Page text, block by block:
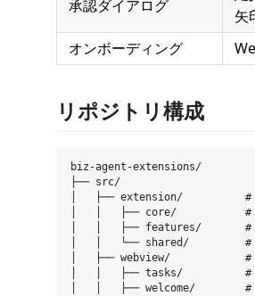
承認ダイアログ
矢
オンボーディング
リポジトリ構成
biz-agent-extensions/
├── src/
│   ├── extension/          # VS
│   │   ├── core/           # コ
│   │   ├── features/       # 機能
│   │   └── shared/         # 拡
│   ├── webview/            #
│   │   ├── tasks/          # タ
│   │   ├── welcome/        #